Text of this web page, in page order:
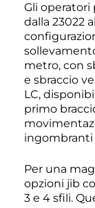
Gli operatori
dalla 23022
metro, con
e sbraccio
LC,
primo
ingombranti
Per una
opzioni jib
3 e 4 sfili.